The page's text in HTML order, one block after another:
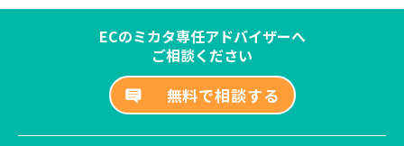
ECのミカタ専任アドバイザーへ
ご相談ください
無料で相談する